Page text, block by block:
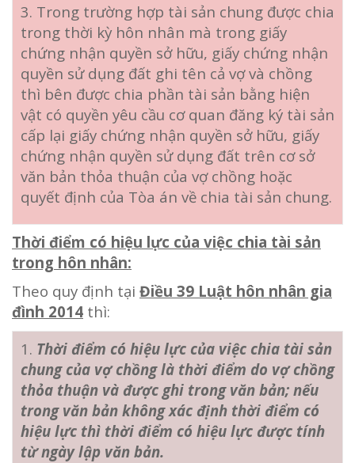
3. Trong trường hợp tài sản chung được chia
trong thời kỳ hôn nhân mà trong giấy
chứng nhận quyền sở hữu, giấy chứng nhận
quyền sử dụng đất ghi tên cả vợ và chồng
thì bên được chia phần tài sản bằng hiện
vật có quyền yêu cầu cơ quan đăng ký tài sản
cấp lại giấy chứng nhận quyền sở hữu, giấy
chứng nhận quyền sử dụng đất trên cơ sở
văn bản thỏa thuận của vợ chồng hoặc
quyết định của Tòa án về chia tài sản chung.
Thời điểm có hiệu lực của việc chia tài sản
trong hôn nhân:
Theo quy định tại Điều 39 Luật hôn nhân gia
đình 2014 thì:
1. Thời điểm có hiệu lực của việc chia tài sản
chung của vợ chồng là thời điểm do vợ chồng
thỏa thuận và được ghi trong văn bản; nếu
trong văn bản không xác định thời điểm có
hiệu lực thì thời điểm có hiệu lực được tính
từ ngày lập văn bản.